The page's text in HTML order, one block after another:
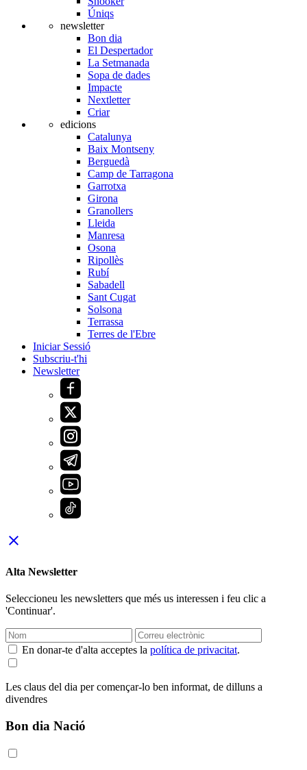
Úniqs
newsletter
Bon dia
El Despertador
La Setmanada
Sopa de dades
Impacte
Nextletter
Criar
edicions
Catalunya
Baix Montseny
Berguedà
Camp de Tarragona
Garrotxa
Girona
Granollers
Lleida
Manresa
Osona
Ripollès
Rubí
Sabadell
Sant Cugat
Solsona
Terrassa
Terres de l'Ebre
Iniciar Sessió
Subscriu-t'hi
Newsletter
close
Alta Newsletter
Seleccioneu les newsletters que més us interessen i feu clic a
'Continuar'.
En donar-te d'alta acceptes la política de privacitat.
Les claus del dia per començar-lo ben informat, de dilluns a
divendres
Bon dia Nació